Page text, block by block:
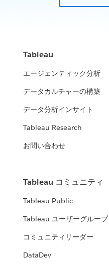
Tableau
エージェンティック分析
データカルチャーの構築
データ分析インサイト
Tableau Research
お問い合わせ
Tableau コミュニティ
Tableau Public
Tableau ユーザーグループ
コミュニティリーダー
DataDev